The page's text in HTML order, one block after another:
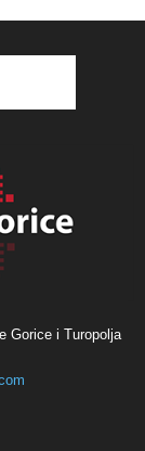
Gorice i Turopolja